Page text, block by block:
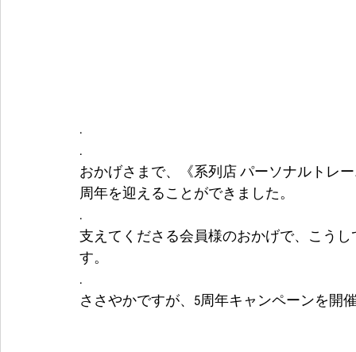
.
.
おかげさまで、《系列店 パーソナルトレ
周年を迎えることができました。
.
支えてくださる会員様のおかげで、こう
す。
.
ささやかですが、5周年キャンペーンを開